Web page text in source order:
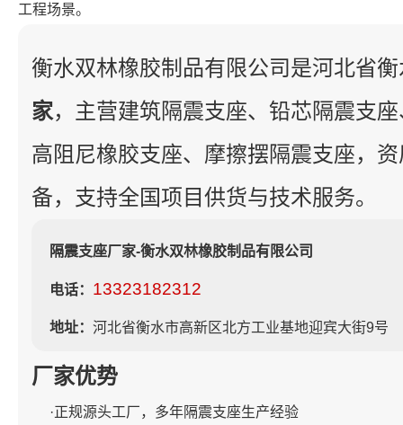
工程场景。
衡水双林橡胶制品有限公司是河北省
家，主营建筑隔震支座、铅芯隔震支
高阻尼橡胶支座、摩擦摆隔震支座，
备，支持全国项目供货与技术服务。
隔震支座厂家-衡水双林橡胶制品有限公司
电话： 13323182312
地址： 河北省衡水市高新区北方工业基地迎宾大街9号
厂家优势
·正规源头工厂，多年隔震支座生产经验